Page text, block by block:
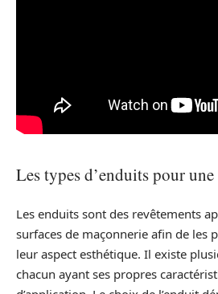
Les types d’enduits pour
Les enduits sont des revêtements
surfaces de maçonnerie afin de les
leur aspect esthétique. Il existe
chacun ayant ses propres